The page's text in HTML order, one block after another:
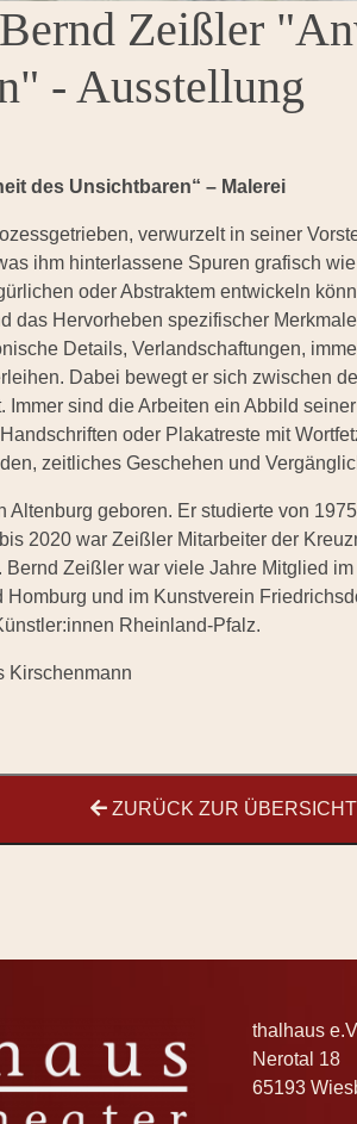
Zeißler
- Ausstellung
des Unsichtbaren“ – Malerei
verwurzelt in seiner
ihm hinterlassene Spuren grafisch
oder Abstraktem entwickeln
das Hervorheben spezifischer
Details, Verlandschaftungen,
Dabei bewegt er sich zwischen
Immer sind die Arbeiten ein Abbild
oder Plakatreste mit
zeitliches Geschehen und
Altenburg geboren. Er studierte von
2020 war Zeißler Mitarbeiter der
Bernd Zeißler war viele Jahre Mitglied
Homburg und im Kunstverein
Rheinland-Pfalz.
Kirschenmann
ZURÜCK ZUR ÜBERSICHT
thalhaus
Nerotal 18
65193